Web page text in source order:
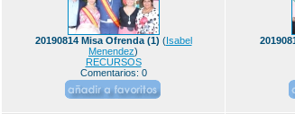
20190814 Misa Ofrenda (1) (Isabel
Menendez)
RECURSOS
Comentarios: 0